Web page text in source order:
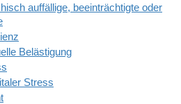
auffällige, beeinträchtigte oder
Belästigung
Stress